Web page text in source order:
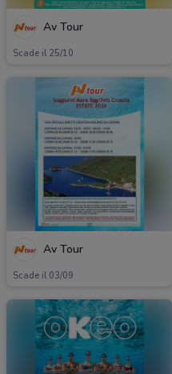
Av Tour
Scade il 25/10
Av Tour
Scade il 03/09